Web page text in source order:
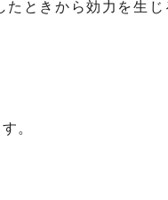
ときから効力を生じ
。